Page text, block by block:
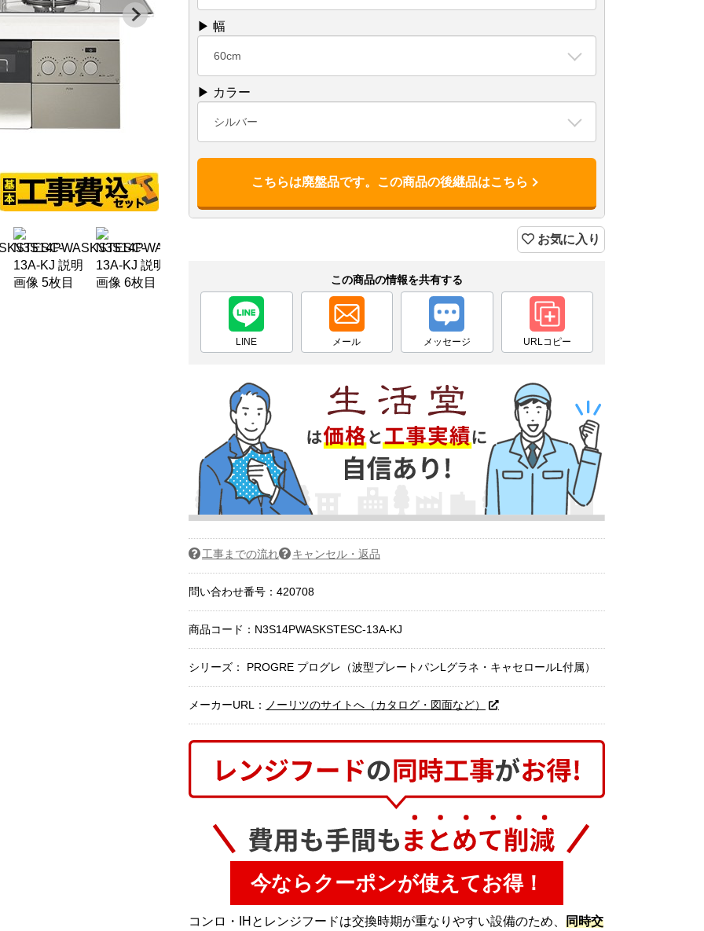
▶ 幅
60cm
▶ カラー
シルバー
こちらは廃盤品です。この商品の後継品はこちら
お気に入り
この商品の情報を共有する
LINE メール メッセージ URLコピー
工事までの流れ キャンセル・返品
問い合わせ番号：420708
商品コード： N3S14PWASKSTESC-13A-KJ
シリーズ： PROGRE プログレ（波型プレートパンLグラネ・キャセロールL付属）
メーカーURL： ノーリツのサイトへ（カタログ・図面など）
今ならクーポンが使えてお得！
コンロ・IHとレンジフードは交換時期が重なりやすい設備のため、 同時交